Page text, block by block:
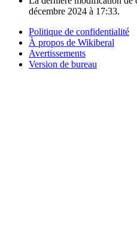
décembre 2024 à 17:33.
Politique de confidentialité
À propos de Wikiberal
Avertissements
Version de bureau